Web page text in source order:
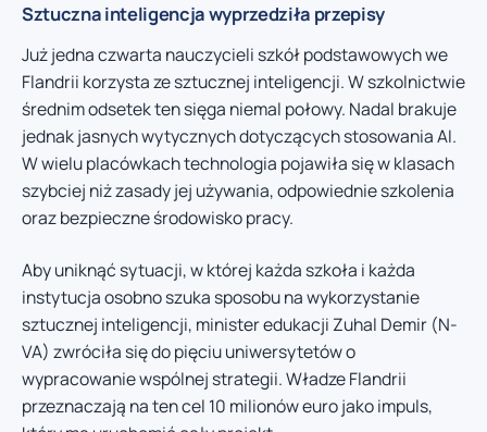
Sztuczna inteligencja wyprzedziła przepisy
Już jedna czwarta nauczycieli szkół podstawowych we
Flandrii korzysta ze sztucznej inteligencji. W szkolnictwie
średnim odsetek ten sięga niemal połowy. Nadal brakuje
jednak jasnych wytycznych dotyczących stosowania AI.
W wielu placówkach technologia pojawiła się w klasach
szybciej niż zasady jej używania, odpowiednie szkolenia
oraz bezpieczne środowisko pracy.
Aby uniknąć sytuacji, w której każda szkoła i każda
instytucja osobno szuka sposobu na wykorzystanie
sztucznej inteligencji, minister edukacji Zuhal Demir (N-
VA) zwróciła się do pięciu uniwersytetów o
wypracowanie wspólnej strategii. Władze Flandrii
przeznaczają na ten cel 10 milionów euro jako impuls,